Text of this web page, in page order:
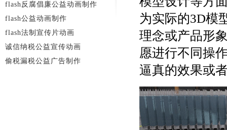
为实际的3D模
理念或产品形
愿进行不同操
逼真的效果或
flash反腐倡廉公益动画制作
flash公益动画制作
flash法制宣传片动画
诚信纳税公益宣传动画
偷税漏税公益广告制作